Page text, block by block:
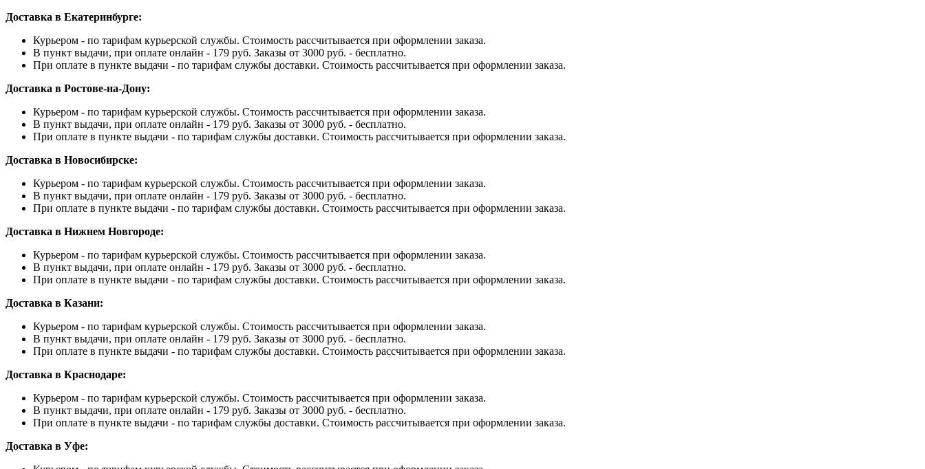
Доставка в Екатеринбурге:
Курьером - по тарифам курьерской службы. Стоимость рассчитывается при оформлении заказа.
В пункт выдачи, при оплате онлайн - 179 руб. Заказы от 3000 руб. - бесплатно.
При оплате в пункте выдачи - по тарифам службы доставки. Стоимость рассчитывается при оформлении заказа.
Доставка в Ростове-на-Дону:
Курьером - по тарифам курьерской службы. Стоимость рассчитывается при оформлении заказа.
В пункт выдачи, при оплате онлайн - 179 руб. Заказы от 3000 руб. - бесплатно.
При оплате в пункте выдачи - по тарифам службы доставки. Стоимость рассчитывается при оформлении заказа.
Доставка в Новосибирске:
Курьером - по тарифам курьерской службы. Стоимость рассчитывается при оформлении заказа.
В пункт выдачи, при оплате онлайн - 179 руб. Заказы от 3000 руб. - бесплатно.
При оплате в пункте выдачи - по тарифам службы доставки. Стоимость рассчитывается при оформлении заказа.
Доставка в Нижнем Новгороде:
Курьером - по тарифам курьерской службы. Стоимость рассчитывается при оформлении заказа.
В пункт выдачи, при оплате онлайн - 179 руб. Заказы от 3000 руб. - бесплатно.
При оплате в пункте выдачи - по тарифам службы доставки. Стоимость рассчитывается при оформлении заказа.
Доставка в Казани:
Курьером - по тарифам курьерской службы. Стоимость рассчитывается при оформлении заказа.
В пункт выдачи, при оплате онлайн - 179 руб. Заказы от 3000 руб. - бесплатно.
При оплате в пункте выдачи - по тарифам службы доставки. Стоимость рассчитывается при оформлении заказа.
Доставка в Краснодаре:
Курьером - по тарифам курьерской службы. Стоимость рассчитывается при оформлении заказа.
В пункт выдачи, при оплате онлайн - 179 руб. Заказы от 3000 руб. - бесплатно.
При оплате в пункте выдачи - по тарифам службы доставки. Стоимость рассчитывается при оформлении заказа.
Доставка в Уфе: